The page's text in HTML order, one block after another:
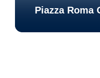
Piazza